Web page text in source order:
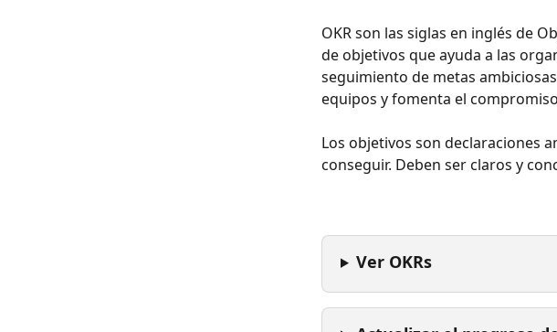
OKR son las siglas en inglés de
de objetivos que ayuda a las
seguimiento de metas
equipos y fomenta el
Los objetivos son declaraciones
conseguir. Deben ser claros y
Ver OKRs